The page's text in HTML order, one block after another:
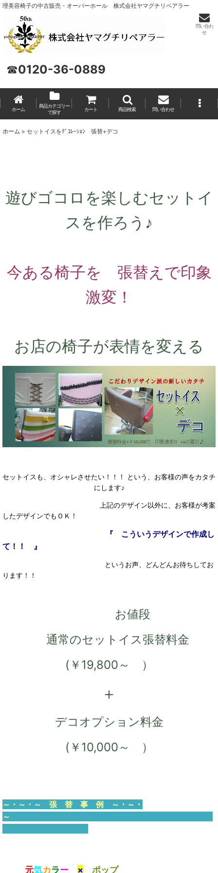
理美容椅子の中古販売・オーバーホール 株式会社ヤマグチリペアラー
☎0120-36-0889
問い合わ
せ
ホーム
商品カテゴリー
で探す
カート 商品検索 問い合わせ
ホーム > セットイスをﾃﾞｺﾚｰｼｮﾝ 張替+デコ
遊びゴコロを楽しむセットイ
スを作ろう♪
今ある椅子を 張替えで印象
激変！
お店の椅子が表情を変える
セットイスも、オシャレさせたい！！！ という、お客様の声をカタチ
にします♪
上記のデザイン以外に、お客様が考案
したデザインでもＯＫ！
『 こういうデザインで作成し
て！！ 』
というお声、どんどんお待ちしてお
ります！！
お値段
通常のセットイス張替料金
(￥19,800～ ）
＋
デコオプション料金
(￥10,000～ ）
～・～・～ 張 替 事 例
～・～・
～
元気カラー × ポップ